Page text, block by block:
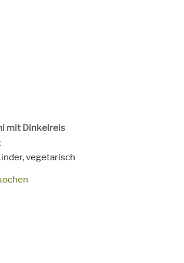
mit Dinkelreis
plus 1 h Einweichzeit
vegetarisch